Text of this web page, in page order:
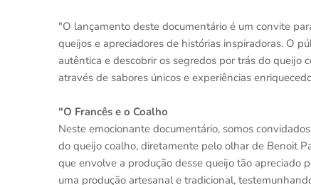
"O lançamento deste documentário é um convite
queijos e apreciadores de histórias inspiradoras. O
autêntica e descobrir os segredos por trás do queijo
através de sabores únicos e experiências
"O Francês e o Coalho
Neste emocionante documentário, somos
do queijo coalho, diretamente pelo olhar de Benoit
que envolve a produção desse queijo tão apreciado
uma produção artesanal e tradicional,